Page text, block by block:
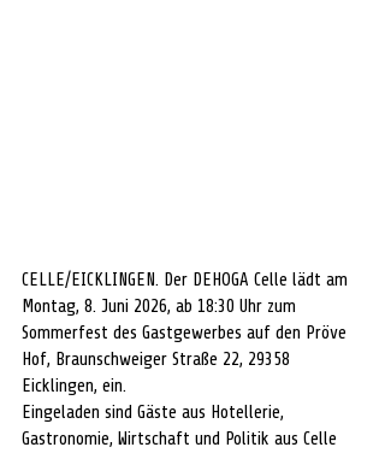
CELLE/EICKLINGEN. Der DEHOGA Celle lädt am
Montag, 8. Juni 2026, ab 18:30 Uhr zum
Sommerfest des Gastgewerbes auf den Pröve
Hof, Braunschweiger Straße 22, 29358
Eicklingen, ein.
Eingeladen sind Gäste aus Hotellerie,
Gastronomie, Wirtschaft und Politik aus Celle